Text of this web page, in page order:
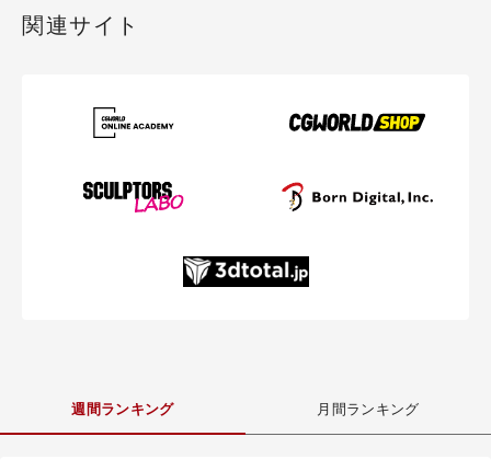
関連サイト
週間ランキング 月間ランキング